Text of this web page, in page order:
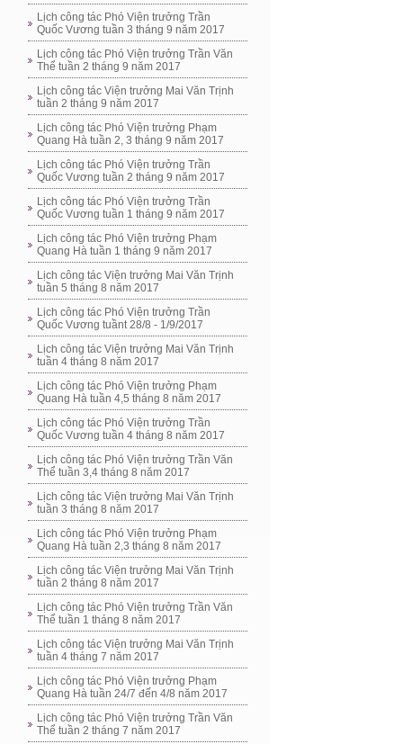
Lịch công tác Phó Viện trưởng Trần
Quốc Vương tuần 3 tháng 9 năm 2017
Lịch công tác Phó Viện trưởng Trần Văn
Thể tuần 2 tháng 9 năm 2017
Lịch công tác Viện trưởng Mai Văn Trịnh
tuần 2 tháng 9 năm 2017
Lịch công tác Phó Viện trưởng Phạm
Quang Hà tuần 2, 3 tháng 9 năm 2017
Lịch công tác Phó Viện trưởng Trần
Quốc Vương tuần 2 tháng 9 năm 2017
Lịch công tác Phó Viện trưởng Trần
Quốc Vương tuần 1 tháng 9 năm 2017
Lịch công tác Phó Viện trưởng Phạm
Quang Hà tuần 1 tháng 9 năm 2017
Lịch công tác Viện trưởng Mai Văn Trịnh
tuần 5 tháng 8 năm 2017
Lịch công tác Phó Viện trưởng Trần
Quốc Vương tuầnt 28/8 - 1/9/2017
Lịch công tác Viện trưởng Mai Văn Trịnh
tuần 4 tháng 8 năm 2017
Lịch công tác Phó Viện trưởng Phạm
Quang Hà tuần 4,5 tháng 8 năm 2017
Lịch công tác Phó Viện trưởng Trần
Quốc Vương tuần 4 tháng 8 năm 2017
Lịch công tác Phó Viện trưởng Trần Văn
Thể tuần 3,4 tháng 8 năm 2017
Lịch công tác Viện trưởng Mai Văn Trịnh
tuần 3 tháng 8 năm 2017
Lịch công tác Phó Viện trưởng Phạm
Quang Hà tuần 2,3 tháng 8 năm 2017
Lịch công tác Viện trưởng Mai Văn Trịnh
tuần 2 tháng 8 năm 2017
Lịch công tác Phó Viện trưởng Trần Văn
Thể tuần 1 tháng 8 năm 2017
Lịch công tác Viện trưởng Mai Văn Trịnh
tuần 4 tháng 7 năm 2017
Lịch công tác Phó Viện trưởng Phạm
Quang Hà tuần 24/7 đến 4/8 năm 2017
Lịch công tác Phó Viện trưởng Trần Văn
Thể tuần 2 tháng 7 năm 2017